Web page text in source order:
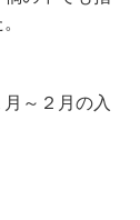
～２月の入